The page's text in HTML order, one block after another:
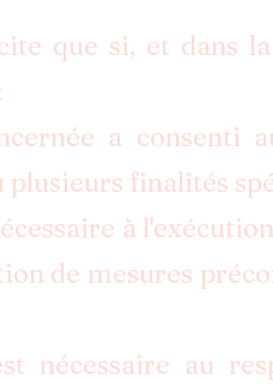
que si, et dans
a consenti
plusieurs finalités
à
de mesures
au